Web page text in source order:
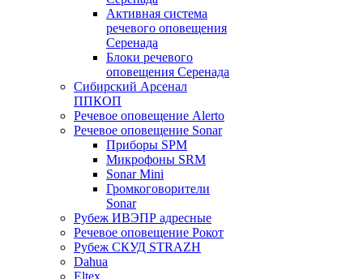
Активная система
речевого оповещения
Серенада
Блоки речевого
оповещения Серенада
Сибирский Арсенал
ППКОП
Речевое оповещение Alerto
Речевое оповещение Sonar
Приборы SPM
Микрофоны SRM
Sonar Mini
Громкоговорители
Sonar
Рубеж ИВЭПР адресные
Речевое оповещение Рокот
Рубеж СКУД STRAZH
Dahua
Eltex